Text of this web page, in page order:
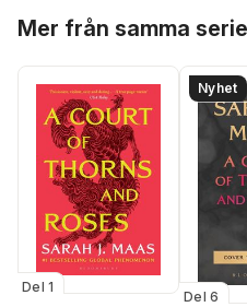
Mer från samma serie
Del 1
Nyhet
Del 6